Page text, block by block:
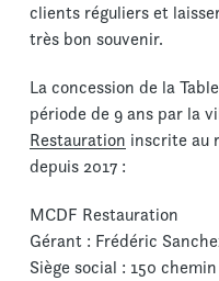
clients réguliers et
très bon souvenir.
La concession de la
période de 9 ans par la
Restauration inscrite au
depuis 2017 :
MCDF Restauration
Gérant : Frédéric
Siège social : 150